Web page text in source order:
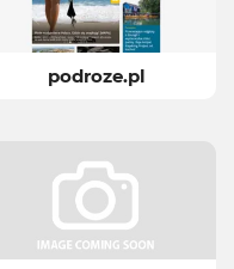
podroze.pl